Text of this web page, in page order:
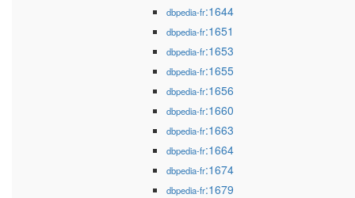
dbpedia-fr:1644
dbpedia-fr:1651
dbpedia-fr:1653
dbpedia-fr:1655
dbpedia-fr:1656
dbpedia-fr:1660
dbpedia-fr:1663
dbpedia-fr:1664
dbpedia-fr:1674
dbpedia-fr:1679